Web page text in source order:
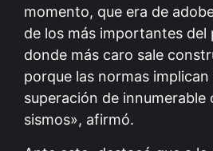
momento, que era de
de los más importantes del
donde más caro sale
porque las normas
superación de innumerable
sismos», afirmó.